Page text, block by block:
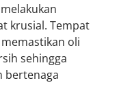
krusial. Tempat
oli
sehingga
bertenaga